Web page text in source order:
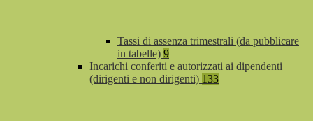
Tassi di assenza trimestrali (da pubblicare
in tabelle) 9
Incarichi conferiti e autorizzati ai dipendenti
(dirigenti e non dirigenti) 133